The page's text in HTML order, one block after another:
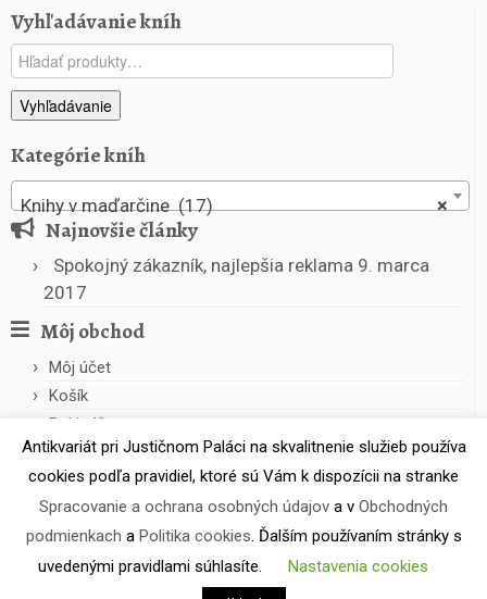
Vyhľadávanie kníh
Hľadať:
Vyhľadávanie
Kategórie kníh
×
Knihy v maďarčine (17)
Najnovšie články
Spokojný zákazník, najlepšia reklama 9. marca
2017
Môj obchod
Môj účet
Košík
Pokladňa
Antikvariát pri Justičnom Paláci
Antikvariát pri Justičnom Paláci na skvalitnenie služieb používa
cookies podľa pravidiel, ktoré sú Vám k dispozícii na stranke
Spracovanie a ochrana osobných údajov a v Obchodných
podmienkach a Politika cookies. Ďalším používaním stránky s
uvedenými pravidlami súhlasíte.
Nastavenia cookies